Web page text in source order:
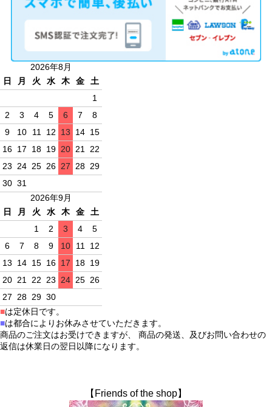
2026年8月
日
月 火 水 木 金
土
1
2
3 4 5 6 7
8
9
10 11 12 13 14 15
16 17 18 19 20 21
22
23
24 25 26 27 28 29
30 31
2026年9月
日
月 火 水 木 金
土
1
2 3 4
5
6
7 8 9 10 11
12
13
14 15 16 17 18 19
20 21 22 23 24 25 26
27
28 29 30
■は定休日です。
■は都合によりお休みさせていただきます。
商品のご注文はお受けできますが、 商品の発送、及びお問い合わせの
返信は休業日の翌日以降になります。
【Friends of the shop】